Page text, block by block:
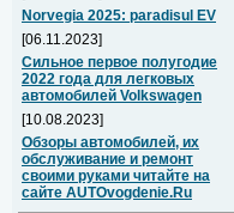
Norvegia 2025: paradisul EV
[06.11.2023]
Сильное первое полугодие
2022 года для легковых
автомобилей Volkswagen
[10.08.2023]
Обзоры автомобилей, их
обслуживание и ремонт
своими руками читайте на
сайте AUTOvogdenie.Ru